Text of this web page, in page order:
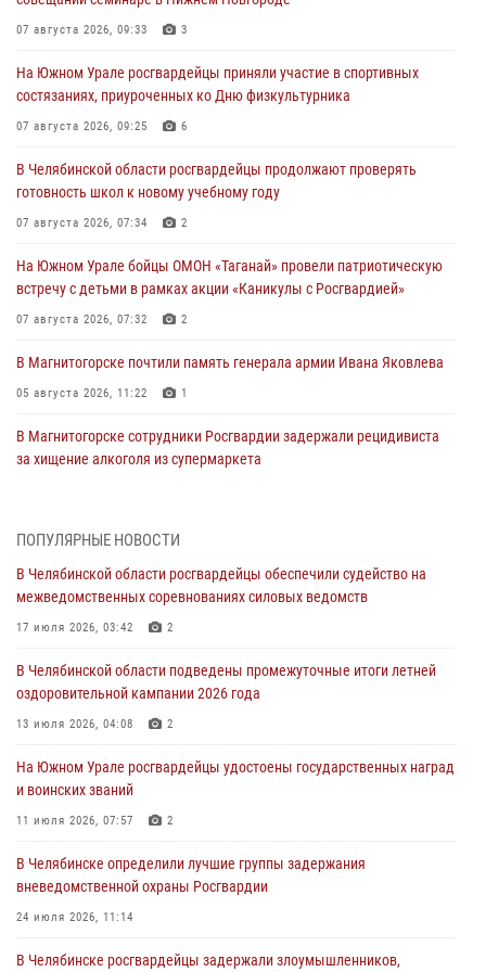
07 августа 2026, 09:33 3
На Южном Урале росгвардейцы приняли участие в спортивных
состязаниях, приуроченных ко Дню физкультурника
07 августа 2026, 09:25 6
В Челябинской области росгвардейцы продолжают проверять
готовность школ к новому учебному году
07 августа 2026, 07:34 2
На Южном Урале бойцы ОМОН «Таганай» провели патриотическую
встречу с детьми в рамках акции «Каникулы с Росгвардией»
07 августа 2026, 07:32 2
В Магнитогорске почтили память генерала армии Ивана Яковлева
05 августа 2026, 11:22 1
В Магнитогорске сотрудники Росгвардии задержали рецидивиста
за хищение алкоголя из супермаркета
На Южном Урале спецназ Росгвардии провел военно-полевые
Росгвардейцы задержали трёх магазинных воров в Челябинске
На Южном Урале сотрудники Росгвардии задержали
подозреваемого в совершении убийства
В Челябинской области росгвардейцами по горячим следам
задержан подозреваемый в грабеже
ПОПУЛЯРНЫЕ НОВОСТИ
В Челябинской области росгвардейцы обеспечили судейство на
межведомственных соревнованиях силовых ведомств
17 июля 2026, 03:42 2
В Челябинской области подведены промежуточные итоги летней
оздоровительной кампании 2026 года
13 июля 2026, 04:08 2
На Южном Урале росгвардейцы удостоены государственных наград
и воинских званий
11 июля 2026, 07:57 2
В Челябинске определили лучшие группы задержания
вневедомственной охраны Росгвардии
24 июля 2026, 11:14
В Челябинске росгвардейцы задержали злоумышленников,